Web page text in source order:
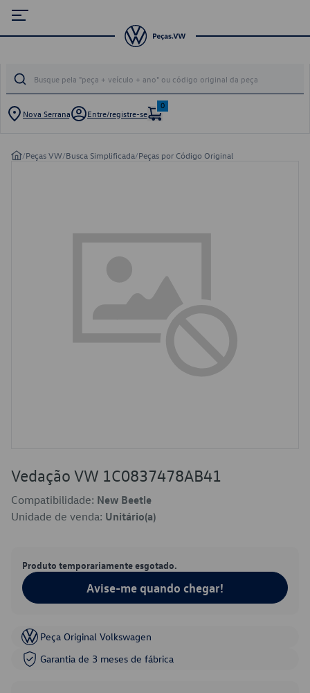
Nova Serrana Entre/registre-se
0
/Peças VW/Busca Simplificada/Peças por Código Original
Vedação VW 1C0837478AB41
Compatibilidade: New Beetle
Unidade de venda: Unitário(a)
Produto temporariamente esgotado.
Avise-me quando chegar!
Peça Original Volkswagen
Garantia de 3 meses de fábrica